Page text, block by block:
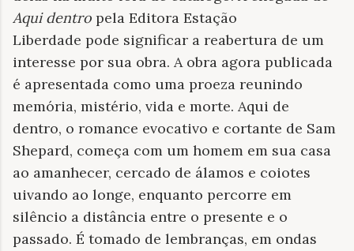
Aqui dentro pela Editora Estação
Liberdade pode significar a reabertura de um
interesse por sua obra. A obra agora publicada
é apresentada como uma proeza reunindo
memória, mistério, vida e morte. Aqui de
dentro, o romance evocativo e cortante de Sam
Shepard, começa com um homem em sua casa
ao amanhecer, cercado de álamos e coiotes
uivando ao longe, enquanto percorre em
silêncio a distância entre o presente e o
passado. É tomado de lembranças, em ondas